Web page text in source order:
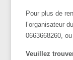
Pour plus de
l’organisateur
0663668260,
Veuillez